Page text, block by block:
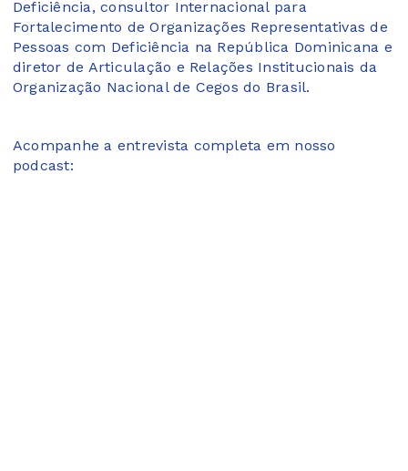
Deficiência, consultor Internacional para
Fortalecimento de Organizações Representativas de
Pessoas com Deficiência na República Dominicana e
diretor de Articulação e Relações Institucionais da
Organização Nacional de Cegos do Brasil.
Acompanhe a entrevista completa em nosso
podcast: